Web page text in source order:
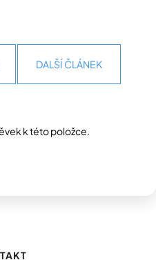
DALŠÍ ČLÁNEK
k této položce.